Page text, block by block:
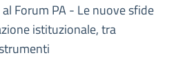
Forum PA - Le nuove sfide
istituzionale, tra